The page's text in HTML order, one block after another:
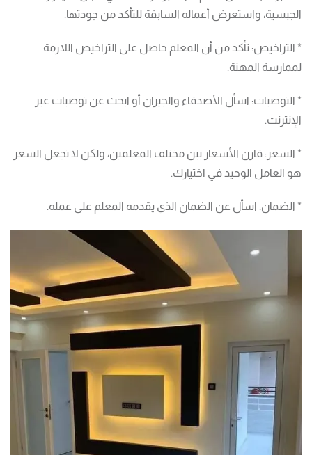
الجبسية، واستعرض أعماله السابقة للتأكد من جودتها.
* التراخيص: تأكد من أن المعلم حاصل على التراخيص اللازمة
لممارسة المهنة.
* التوصيات: اسأل الأصدقاء والجيران أو ابحث عن توصيات عبر
الإنترنت.
* السعر: قارن الأسعار بين مختلف المعلمين، ولكن لا تجعل السعر
هو العامل الوحيد في اختيارك.
* الضمان: اسأل عن الضمان الذي يقدمه المعلم على عمله.